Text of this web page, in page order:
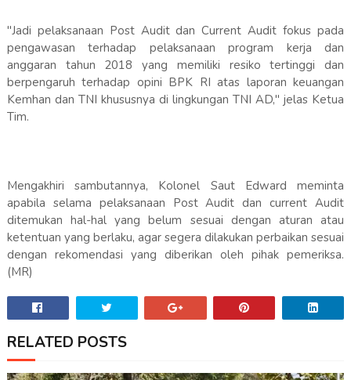
"Jadi pelaksanaan Post Audit dan Current Audit fokus pada
pengawasan terhadap pelaksanaan program kerja dan
anggaran tahun 2018 yang memiliki resiko tertinggi dan
berpengaruh terhadap opini BPK RI atas laporan keuangan
Kemhan dan TNI khususnya di lingkungan TNI AD," jelas Ketua
Tim.
Mengakhiri sambutannya, Kolonel Saut Edward meminta
apabila selama pelaksanaan Post Audit dan current Audit
ditemukan hal-hal yang belum sesuai dengan aturan atau
ketentuan yang berlaku, agar segera dilakukan perbaikan sesuai
dengan rekomendasi yang diberikan oleh pihak pemeriksa.
(MR)
RELATED POSTS